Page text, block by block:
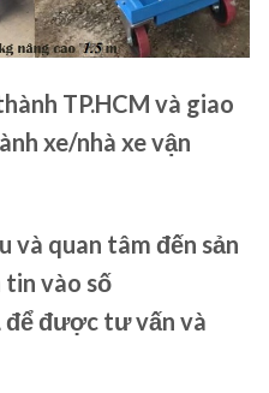
TP.HCM và giao
xe/nhà xe vận
và quan tâm đến sản
tin vào số
để được tư vấn và